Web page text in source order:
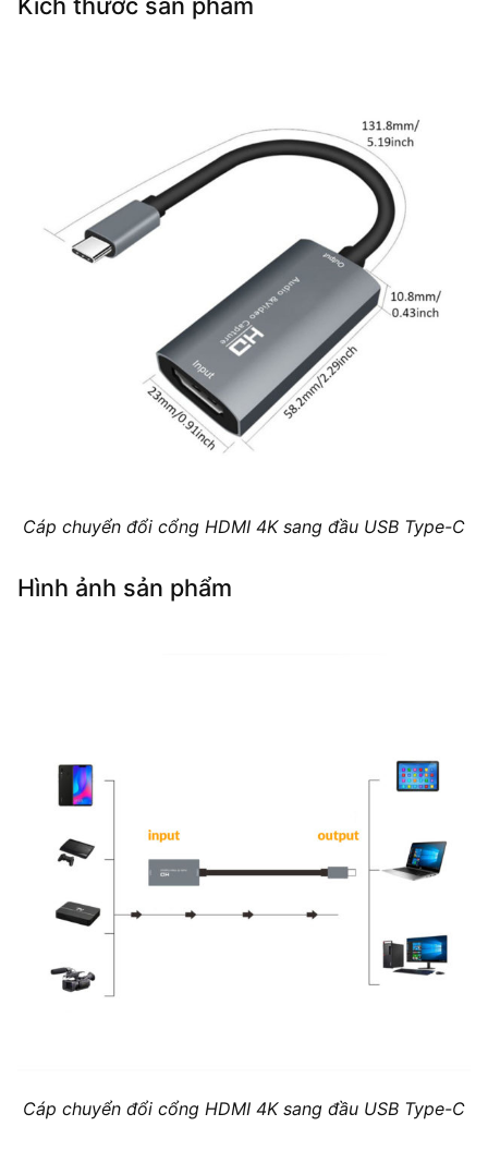
Cáp chuyển đổi cổng HDMI 4K sang đầu USB Type-C
Hình ảnh sản phẩm
Cáp chuyển đổi cổng HDMI 4K sang đầu USB Type-C